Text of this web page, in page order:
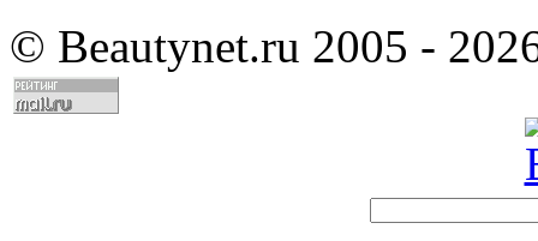
© Beautynet.ru 2005 -